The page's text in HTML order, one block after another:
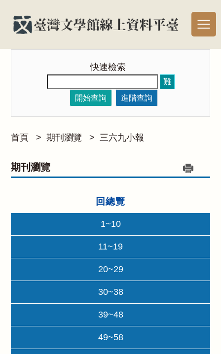
快速檢索
難
開始查詢
進階查詢
首頁 > 期刊瀏覽 > 三六九小報
期刊瀏覽
回總覽
1~10
11~19
20~29
30~38
39~48
49~58